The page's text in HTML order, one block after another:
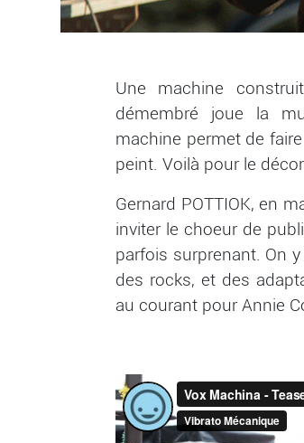
Une machine
démembré joue la
machine permet de
peint. Voilà pour le
Gernard POTTIOK, en
inviter le choeur de
parfois surprenant. On
des rocks, et des
au courant pour Annie